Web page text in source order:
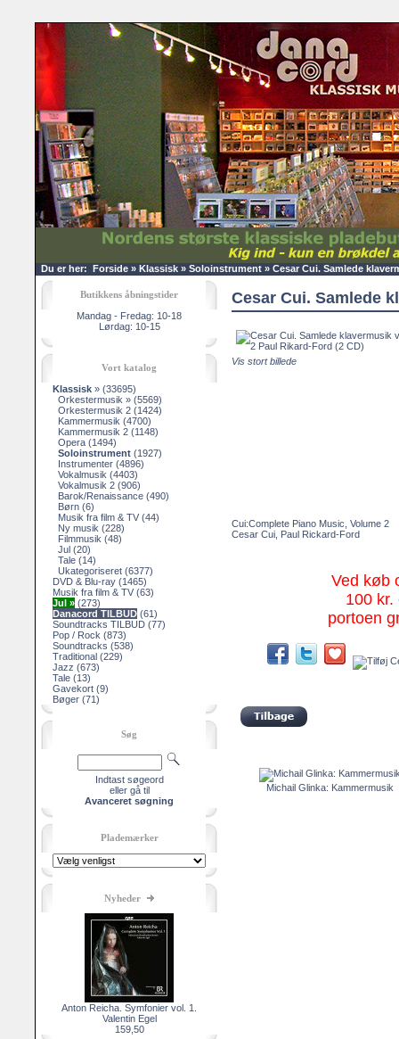
Du er her: Forside » Klassisk » Soloinstrument » Cesar Cui. Samlede
Butikkens åbningstider
Mandag - Fredag: 10-18
Lørdag: 10-15
Vort katalog
Klassisk » (33695)
Orkestermusik » (5569)
Orkestermusik 2 (1424)
Kammermusik (4700)
Kammermusik 2 (1148)
Opera (1494)
Soloinstrument (1927)
Instrumenter (4896)
Vokalmusik (4403)
Vokalmusik 2 (906)
Barok/Renaissance (490)
Børn (6)
Musik fra film & TV (44)
Ny musik (228)
Filmmusik (48)
Jul (20)
Tale (14)
Ukategoriseret (6377)
DVD & Blu-ray (1465)
Musik fra film & TV (63)
Jul » (273)
Danacord TILBUD (61)
Soundtracks TILBUD (77)
Pop / Rock (873)
Soundtracks (538)
Traditional (229)
Jazz (673)
Tale (13)
Gavekort (9)
Bøger (71)
Søg
Indtast søgeord
eller gå til
Avanceret søgning
Plademærker
Nyheder
Anton Reicha. Symfonier vol. 1.
Valentin Egel
159,50
Cesar Cui. Samlede
Vis stort billede
Cui:Complete Piano Music, Volume 2
Cesar Cui, Paul Rickard-Ford
Ved køb
100 kr.
portoen
Michail Glinka: Kammermusik